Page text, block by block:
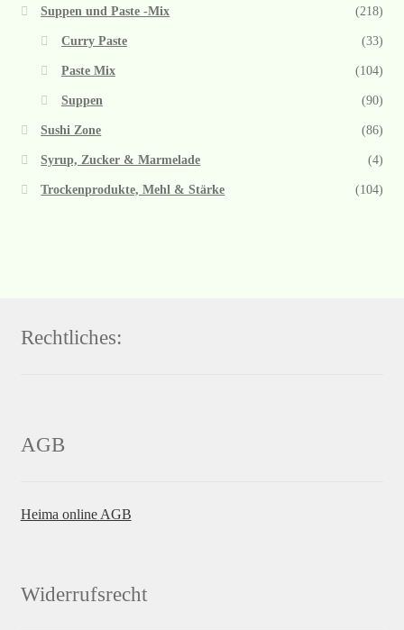
Suppen und Paste -Mix (218)
Curry Paste (33)
Paste Mix (104)
Suppen (90)
Sushi Zone (86)
Syrup, Zucker & Marmelade (4)
Trockenprodukte, Mehl & Stärke (104)
Rechtliches:
AGB
Heima online AGB
Widerrufsrecht